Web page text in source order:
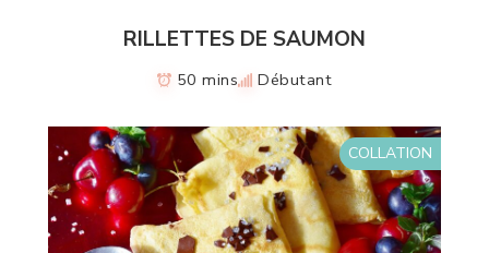
RILLETTES DE SAUMON
50 mins Débutant
COLLATION